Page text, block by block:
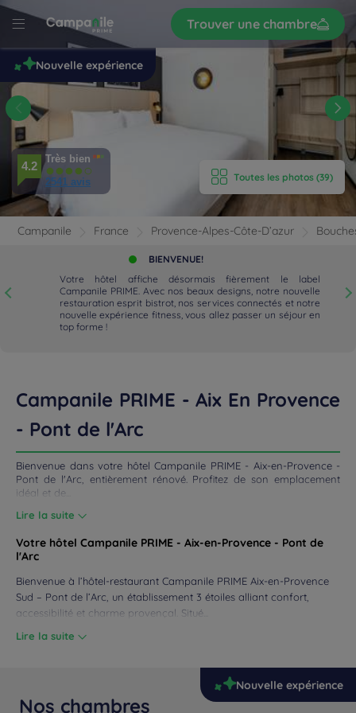
Trouver une chambre
S’inscrire
Toutes les photos (39)
4.2
Très bien
2541 avis
Nouvelle expérience
Campanile France Provence-Alpes-Côte-D’azur
BIENVENUE!
Votre hôtel affiche désormais fièrement le label
Campanile PRIME. Avec nos beaux designs, notre nouvelle
restauration esprit bistrot, nos services connectés et notre
nouvelle expérience fitness, vous allez passer un séjour en
top forme !
Campanile PRIME - Aix En Provence
- Pont de l'Arc
Bienvenue dans votre hôtel Campanile PRIME - Aix-en-Provence -
Pont de l'Arc, entièrement rénové. Profitez de son emplacement
idéal et de...
Lire la suite
Votre hôtel Campanile PRIME - Aix-en-Provence - Pont de
l'Arc
Bienvenue à l’hôtel-restaurant Campanile PRIME Aix-en-Provence
Sud – Pont de l’Arc, un établissement 3 étoiles alliant confort,
accessibilité et charme provençal. Situé...
Lire la suite
Nouvelle expérience
Nos chambres